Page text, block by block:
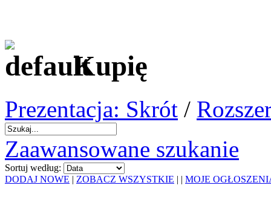
Kupię
Prezentacja: Skrót /
Zaawansowane szukanie
Sortuj według:
DODAJ NOWE | ZOBACZ WSZYSTKIE | | MOJE